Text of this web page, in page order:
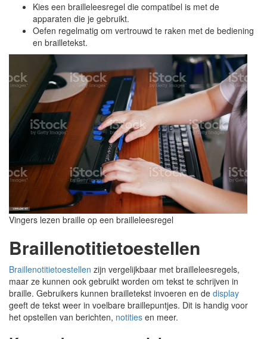
Kies een brailleleesregel die compatibel is met de
apparaten die je gebruikt.
Oefen regelmatig om vertrouwd te raken met de bediening
en brailletekst.
Vingers lezen braille op een brailleleesregel
Braillenotitietoestellen
Braillenotitietoestellen zijn vergelijkbaar met brailleleesregels,
maar ze kunnen ook gebruikt worden om tekst te schrijven in
braille. Gebruikers kunnen brailletekst invoeren en de display
geeft de tekst weer in voelbare braillepuntjes. Dit is handig voor
het opstellen van berichten, notities en meer.